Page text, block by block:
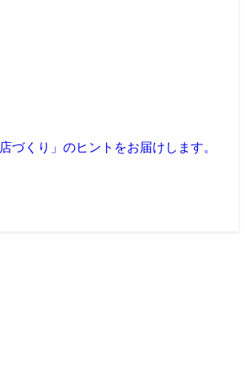
づくり」のヒントをお届けします。